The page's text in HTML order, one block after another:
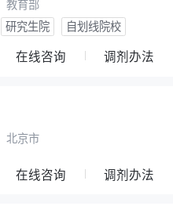
教育部
研究生院 自划线院校
在线咨询 调剂办法
北京市
在线咨询 调剂办法